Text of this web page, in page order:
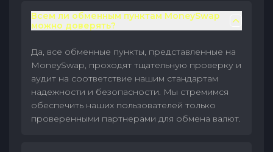
Всем ли обменным пунктам MoneySwap
можно доверять?
Да, все обменные пункты, представленные на
MoneySwap, проходят тщательную проверку и
аудит на соответствие нашим стандартам
надежности и безопасности. Мы стремимся
обеспечить наших пользователей только
проверенными партнерами для обмена валют.